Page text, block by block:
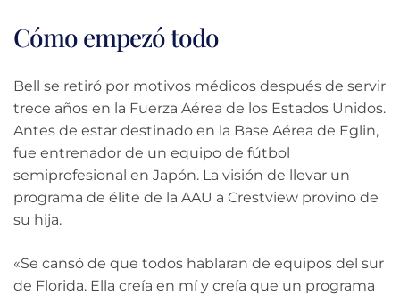
Cómo empezó todo
Bell se retiró por motivos médicos después de servir
trece años en la Fuerza Aérea de los Estados Unidos.
Antes de estar destinado en la Base Aérea de Eglin,
fue entrenador de un equipo de fútbol
semiprofesional en Japón. La visión de llevar un
programa de élite de la AAU a Crestview provino de
su hija.
«Se cansó de que todos hablaran de equipos del sur
de Florida. Ella creía en mí y creía que un programa